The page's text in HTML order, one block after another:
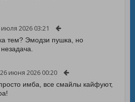
2026 03:21
тем? Эмодзи пушка, но
26 июня 2026 00:20
имба, все смайлы кайфуют,